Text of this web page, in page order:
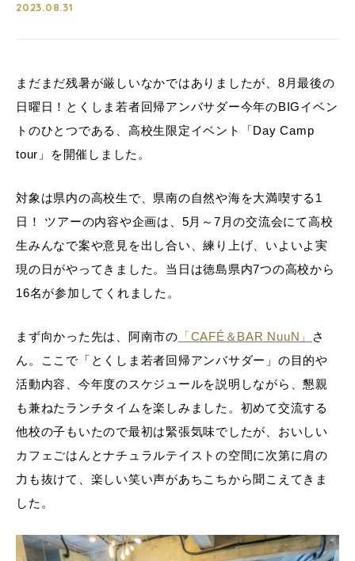
2023.08.31
まだまだ残暑が厳しいなかではありましたが、8月最後の
日曜日！とくしま若者回帰アンバサダー今年のBIGイベン
トのひとつである、高校生限定イベント「Day Camp
tour」を開催しました。
対象は県内の高校生で、県南の自然や海を大満喫する1
日！ ツアーの内容や企画は、5月～7月の交流会にて高校
生みんなで案や意見を出し合い、練り上げ、いよいよ実
現の日がやってきました。当日は徳島県内7つの高校から
16名が参加してくれました。
まず向かった先は、阿南市の 「CAFÉ＆BAR NuuN」
さ
ん。ここで「とくしま若者回帰アンバサダー」の目的や
活動内容、今年度のスケジュールを説明しながら、懇親
も兼ねたランチタイムを楽しみました。初めて交流する
他校の子もいたので最初は緊張気味でしたが、おいしい
カフェごはんとナチュラルテイストの空間に次第に肩の
力も抜けて、楽しい笑い声があちこちから聞こえてきま
した。